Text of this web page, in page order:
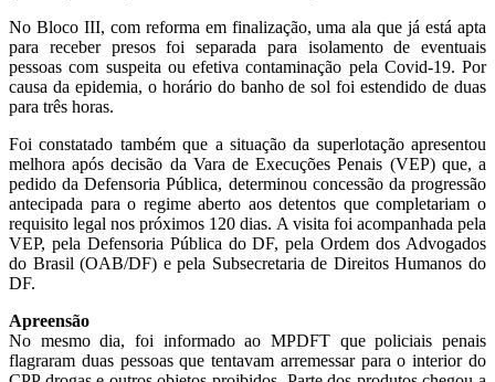
No Bloco III, com reforma em finalização, uma ala que já está apta
para receber presos foi separada para isolamento de eventuais
pessoas com suspeita ou efetiva contaminação pela Covid-19. Por
causa da epidemia, o horário do banho de sol foi estendido de duas
para três horas.
Foi constatado também que a situação da superlotação apresentou
melhora após decisão da Vara de Execuções Penais (VEP) que, a
pedido da Defensoria Pública, determinou concessão da progressão
antecipada para o regime aberto aos detentos que completariam o
requisito legal nos próximos 120 dias. A visita foi acompanhada pela
VEP, pela Defensoria Pública do DF, pela Ordem dos Advogados
do Brasil (OAB/DF) e pela Subsecretaria de Direitos Humanos do
DF.
Apreensão
No mesmo dia, foi informado ao MPDFT que policiais penais
flagraram duas pessoas que tentavam arremessar para o interior do